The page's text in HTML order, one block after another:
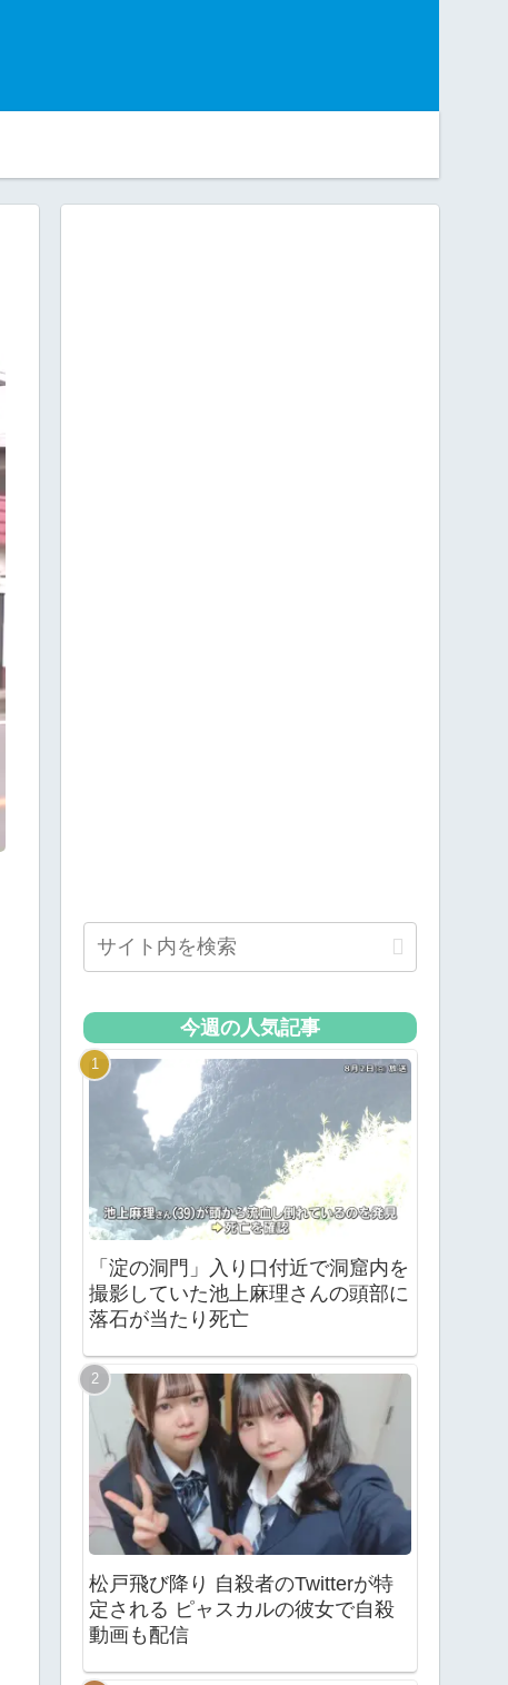
今週の人気記事
「淀の洞門」入り口付近で洞窟内を
撮影していた池上麻理さんの頭部に
落石が当たり死亡
松戸飛び降り 自殺者のTwitterが特
定される ピャスカルの彼女で自殺
動画も配信